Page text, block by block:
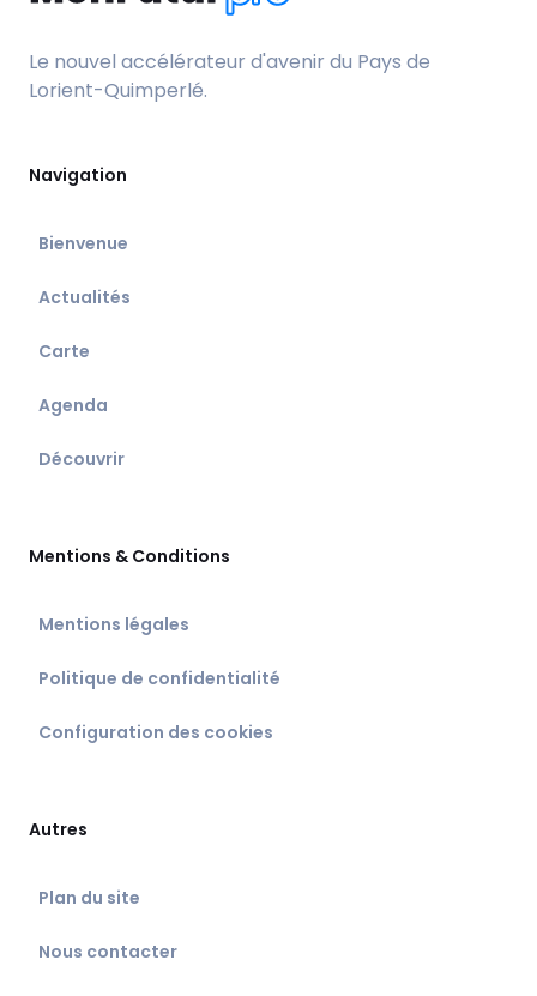
Le nouvel accélérateur d'avenir du Pays de
Lorient-Quimperlé.
Navigation
Bienvenue
Actualités
Carte
Agenda
Découvrir
Mentions & Conditions
Mentions légales
Politique de confidentialité
Configuration des cookies
Autres
Plan du site
Nous contacter